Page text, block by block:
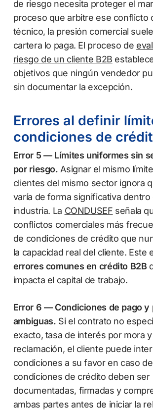
de riesgo necesita proteger el
proceso que arbitre ese conflicto
técnico, la presión comercial
cartera lo paga. El proceso de
riesgo de un cliente B2B
objetivos que ningún vendedor
sin documentar la excepción.
Errores al definir
condiciones de
Error 5 — Límites uniformes sin
por riesgo. Asignar el mismo
clientes del mismo sector ignora
varía de forma significativa
industria. La CONDUSEF señala
conflictos comerciales más
de condiciones de crédito que
la capacidad real del cliente. Este
errores comunes en crédito B2B
impacta el capital de trabajo.
Error 6 — Condiciones de pago y
ambiguas. Si el contrato no
exacto, tasa de interés por mora
reclamación, el cliente puede
condiciones a su favor en caso
condiciones de crédito deben ser
documentadas, firmadas y
ambas partes antes de iniciar la